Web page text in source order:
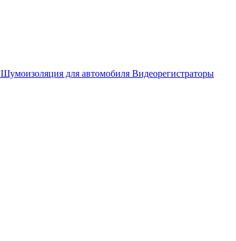
Шумоизоляция для автомобиля Видеорегистраторы